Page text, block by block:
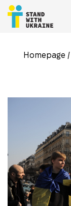
Homepage /